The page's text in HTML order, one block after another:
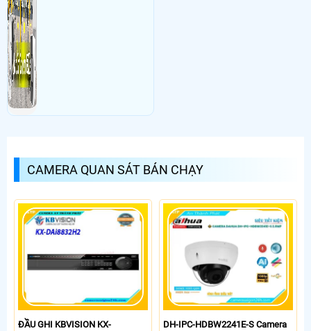
CAMERA QUAN SÁT BÁN CHẠY
ĐẦU GHI KBVISION KX-
DH-IPC-HDBW2241E-S Camera